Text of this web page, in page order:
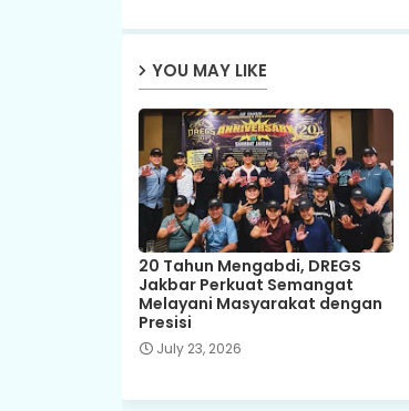
YOU MAY LIKE
20 Tahun Mengabdi, DREGS
Jakbar Perkuat Semangat
Melayani Masyarakat dengan
Presisi
July 23, 2026